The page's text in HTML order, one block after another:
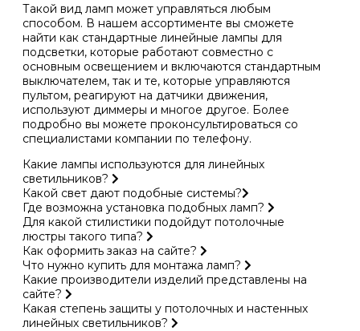
Такой вид ламп может управляться любым
способом. В нашем ассортименте вы сможете
найти как стандартные линейные лампы для
подсветки, которые работают совместно с
основным освещением и включаются стандартным
выключателем, так и те, которые управляются
пультом, реагируют на датчики движения,
используют диммеры и многое другое. Более
подробно вы можете проконсультироваться со
специалистами компании по телефону.
Какие лампы используются для линейных
светильников?
Какой свет дают подобные системы?
Где возможна установка подобных ламп?
Для какой стилистики подойдут потолочные
люстры такого типа?
Как оформить заказ на сайте?
Что нужно купить для монтажа ламп?
Какие производители изделий представлены на
сайте?
Какая степень защиты у потолочных и настенных
линейных светильников?